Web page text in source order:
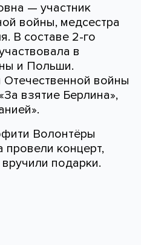
— участник
войны, медсестра
В составе 2-го
в
и Польши.
войны
взятие Берлина»,
Волонтёры
концерт,
подарки.